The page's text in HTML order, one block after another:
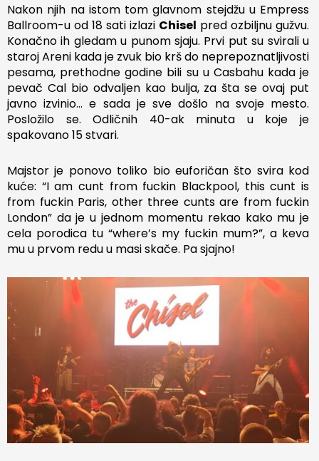
Nakon njih na istom tom glavnom stejdžu u Empress
Ballroom-u od 18 sati izlazi Chisel pred ozbiljnu gužvu.
Konačno ih gledam u punom sjaju. Prvi put su svirali u
staroj Areni kada je zvuk bio krš do neprepoznatljivosti
pesama, prethodne godine bili su u Casbahu kada je
pevač Cal bio odvaljen kao bulja, za šta se ovaj put
javno izvinio… e sada je sve došlo na svoje mesto.
Posložilo se. Odličnih 40-ak minuta u koje je
spakovano 15 stvari.
Majstor je ponovo toliko bio euforičan što svira kod
kuće: “I am cunt from fuckin Blackpool, this cunt is
from fuckin Paris, other three cunts are from fuckin
London” da je u jednom momentu rekao kako mu je
cela porodica tu “where’s my fuckin mum?”, a keva
mu u prvom redu u masi skače. Pa sjajno!